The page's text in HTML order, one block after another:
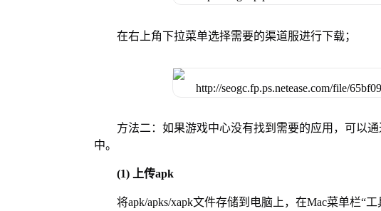
在右上角下拉菜单选择需要的渠道服进行下载；
方法二：如果游戏中心没有找到需要的应用，可以
中。
(1) 上传apk
将apk/apks/xapk文件存储到电脑上，在Mac菜单栏“